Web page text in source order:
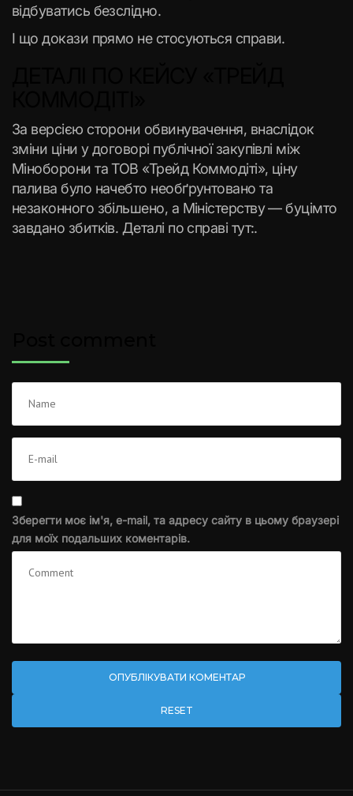
відбуватись безслідно.
І що докази прямо не стосуються справи.
За версією сторони обвинувачення, внаслідок
зміни ціни у договорі публічної закупівлі між
Міноборони та ТОВ «Трейд Коммодіті», ціну
палива було начебто необґрунтовано та
незаконного збільшено, а Міністерству — буцімто
завдано збитків. Деталі по справі тут:.
Зберегти моє ім'я, e-mail, та адресу сайту в цьому браузері
для моїх подальших коментарів.
RESET